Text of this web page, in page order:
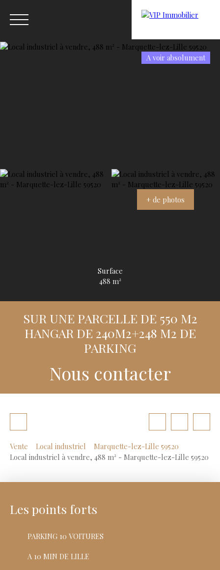
Estimation
A voir absolument
+ de photos
Surface
488 m²
SUR UNE PARCELLE DE 550 M2
HANGAR DE 240M2+248 M2 DE
PARKING
Nous contacter
Vente Local industriel
Marquette-lez-Lille 59520
Local industriel à vendre, 488 m² - Marquette-lez-Lille 59520
Les points forts
PARKING 10 VOITURES
A 10 MIN DE LILLE